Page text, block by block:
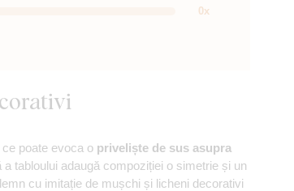
0x
poate evoca o priveliște de sus asupra
tabloului adaugă compoziției o simetrie și un
cu imitație de mușchi și licheni decorativi